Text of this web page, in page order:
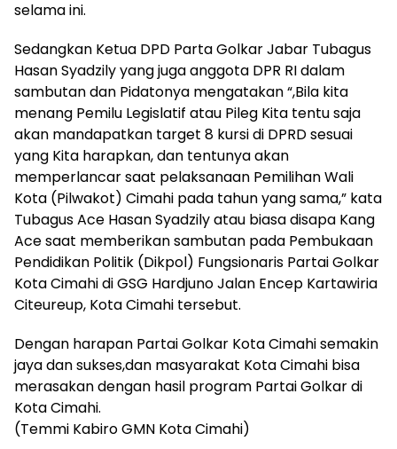
selama ini.
Sedangkan Ketua DPD Parta Golkar Jabar Tubagus
Hasan Syadzily yang juga anggota DPR RI dalam
sambutan dan Pidatonya mengatakan “,Bila kita
menang Pemilu Legislatif atau Pileg Kita tentu saja
akan mandapatkan target 8 kursi di DPRD sesuai
yang Kita harapkan, dan tentunya akan
memperlancar saat pelaksanaan Pemilihan Wali
Kota (Pilwakot) Cimahi pada tahun yang sama,” kata
Tubagus Ace Hasan Syadzily atau biasa disapa Kang
Ace saat memberikan sambutan pada Pembukaan
Pendidikan Politik (Dikpol) Fungsionaris Partai Golkar
Kota Cimahi di GSG Hardjuno Jalan Encep Kartawiria
Citeureup, Kota Cimahi tersebut.
Dengan harapan Partai Golkar Kota Cimahi semakin
jaya dan sukses,dan masyarakat Kota Cimahi bisa
merasakan dengan hasil program Partai Golkar di
Kota Cimahi.
(Temmi Kabiro GMN Kota Cimahi)